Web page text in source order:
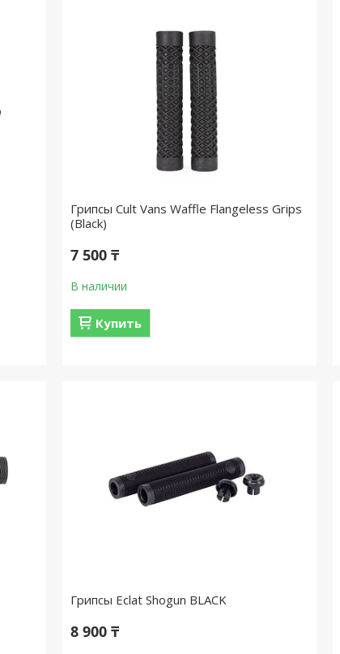
Грипсы Cult Vans Waffle Flangeless Grips
(Black)
7 500 ₸
В наличии
Купить
Грипсы Eclat Shogun BLACK
8 900 ₸